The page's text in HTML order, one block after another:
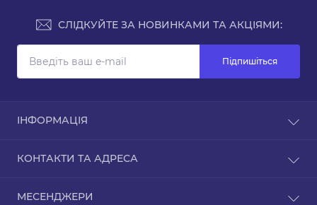
СЛІДКУЙТЕ ЗА НОВИНКАМИ ТА АКЦІЯМИ:
Підпишіться
ІНФОРМАЦІЯ
Повернення та обмін товару
Повернення товару
КОНТАКТИ ТА АДРЕСА
МЕСЕНДЖЕРИ